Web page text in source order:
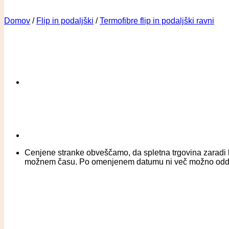
Domov / Flip in podaljški / Termofibre flip in podaljški ravni
Cenjene stranke obveščamo, da spletna trgovina
možnem času. Po omenjenem datumu ni več možno